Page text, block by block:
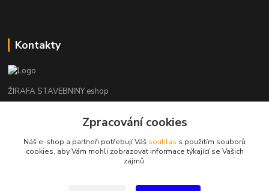
Kontakty
ŽIRAFA STAVEBNINY eshop
+420 312 685 342
kladno@zirafa-stavebniny.cz
Zpracování cookies
Náš e-shop a partneři potřebují Váš souhlas s použitím souborů
cookies, aby Vám mohli zobrazovat informace týkající se Vašich
zájmů.